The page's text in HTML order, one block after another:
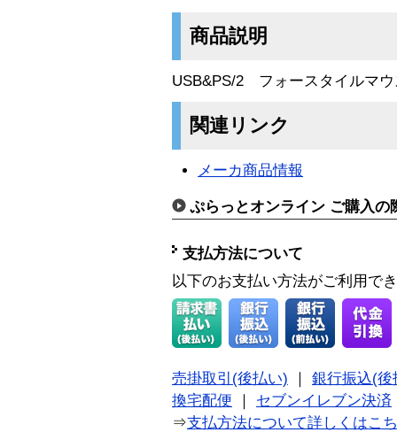
商品説明
USB&PS/2 フォースタイルマ
関連リンク
メーカ商品情報
ぷらっとオンライン ご購入の
支払方法について
以下のお支払い方法がご利用で
売掛取引(後払い)
銀行振込(後
換宅配便
セブンイレブン決済
⇒支払方法について詳しくはこ